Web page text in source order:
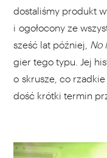
dostaliśmy produkt
i ogołocony ze
sześć lat później, No
gier tego typu. Jej
o skrusze, co
dość krótki termin